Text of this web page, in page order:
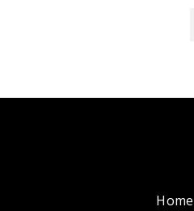
Home